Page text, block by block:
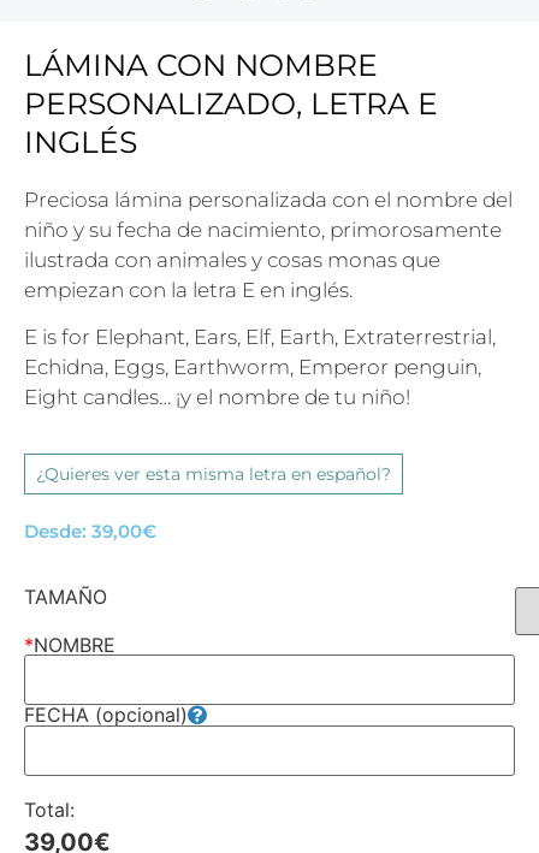
LÁMINA CON NOMBRE
PERSONALIZADO, LETRA E
INGLÉS
Preciosa lámina personalizada con el nombre del
niño y su fecha de nacimiento, primorosamente
ilustrada con animales y cosas monas que
empiezan con la letra E en inglés.
E is for Elephant, Ears, Elf, Earth, Extraterrestrial,
Echidna, Eggs, Earthworm, Emperor penguin,
Eight candles… ¡y el nombre de tu niño!
¿Quieres ver esta misma letra en español?
Desde: 39,00€
TAMAÑO
*NOMBRE
FECHA (opcional)
Total:
39,00€